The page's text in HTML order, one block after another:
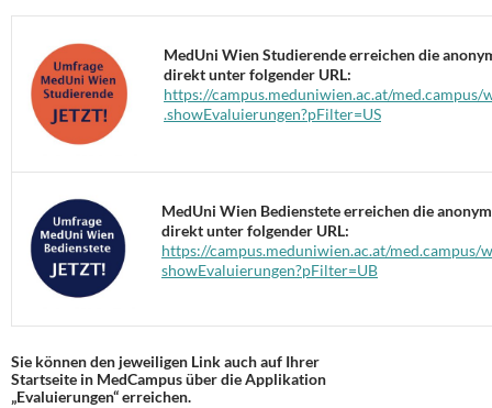
MedUni Wien Studierende erreichen die
direkt unter folgender URL:
https://campus.meduniwien.ac.at/med.campus/
.showEvaluierungen?pFilter=US
MedUni Wien Bedienstete erreichen die
direkt unter folgender URL:
https://campus.meduniwien.ac.at/med.campus/
showEvaluierungen?pFilter=UB
Sie können den jeweiligen Link auch auf Ihrer
Startseite in MedCampus über die Applikation
„Evaluierungen“ erreichen.